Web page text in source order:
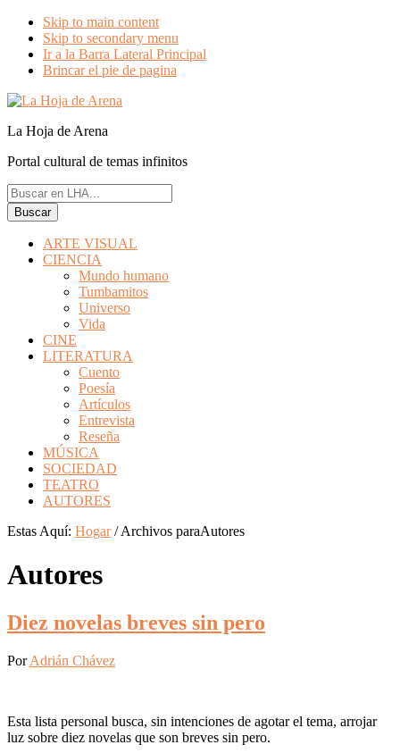
Skip to main content
Skip to secondary menu
Ir a la Barra Lateral Principal
Brincar el pie de pagina
La Hoja de Arena
Portal cultural de temas infinitos
ARTE VISUAL
CIENCIA
Mundo humano
Tumbamitos
Universo
Vida
CINE
LITERATURA
Cuento
Poesía
Artículos
Entrevista
Reseña
MÚSICA
SOCIEDAD
TEATRO
AUTORES
Estas Aquí: Hogar /Archivos paraAutores
Autores
Diez novelas breves sin pero
PorAdrián Chávez
Esta lista personal busca, sin intenciones de agotar el tema, arrojar
luz sobre diez novelas que son breves sin pero.